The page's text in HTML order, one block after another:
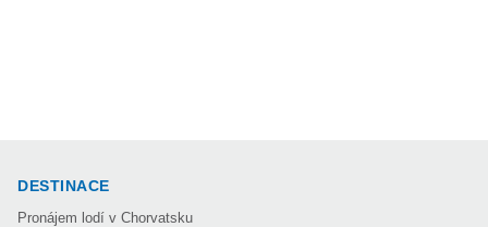
DESTINACE
Pronájem lodí v Chorvatsku